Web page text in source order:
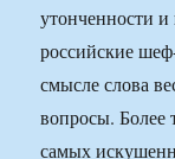
утонченности
российские
смысле слова
вопросы. Более
самых